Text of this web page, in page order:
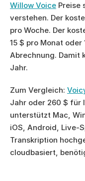
Willow Voice Preise
verstehen. Der
pro Woche. Der
15 $ pro Monat
Abrechnung. Damit
Jahr.
Zum Vergleich:
Jahr oder 260 $ für
unterstützt Mac,
iOS, Android, Live-
Transkription
cloudbasiert,